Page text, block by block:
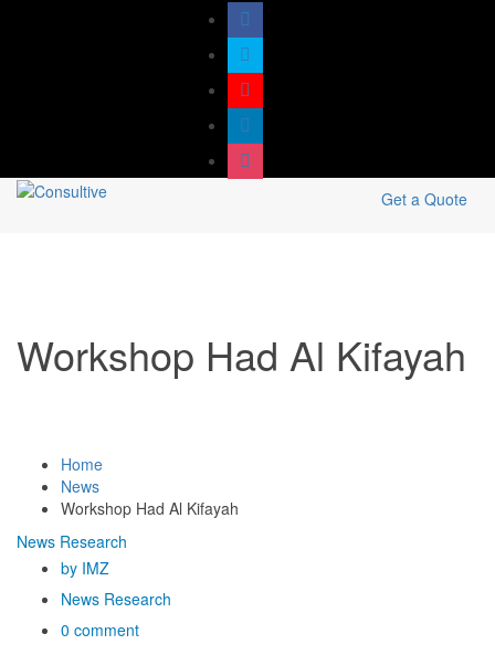
Get a Quote
Workshop Had Al Kifayah
Home
News
Workshop Had Al Kifayah
News Research
by IMZ
News Research
0 comment